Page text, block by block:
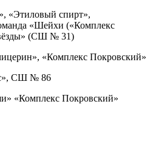
«Этиловый спирт»,
«Шейхи («Комплекс
(СШ № 31)
«Комплекс Покровский»
СШ № 86
«Комплекс Покровский»